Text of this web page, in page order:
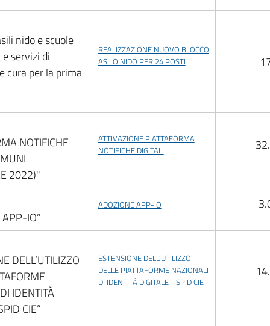
nido e scuole
servizi di
cura per la prima
REALIZZAZIONE NUOVO BLOCCO
ASILO NIDO PER 24 POSTI
NOTIFICHE
2022)"
ATTIVAZIONE PIATTAFORMA
NOTIFICHE DIGITALI
IO”
ADOZIONE APP-IO
DELL’UTILIZZO
IDENTITÀ
CIE”
ESTENSIONE DELL’UTILIZZO
DELLE PIATTAFORME NAZIONALI
DI IDENTITÀ DIGITALE - SPID CIE